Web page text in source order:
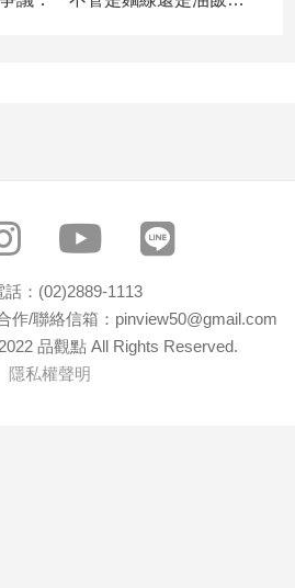
話：(02)2889-1113
作/聯絡信箱：pinview50@gmail.com
品觀點 All Rights Reserved.
隱私權聲明